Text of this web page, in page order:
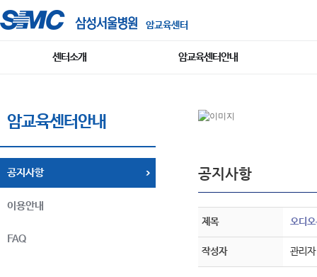
암교육센터
센터소개 암교육센터안내
암교육센터안내
공지사항
이용안내
FAQ
공지사항
제목 오디
작성자 관리자